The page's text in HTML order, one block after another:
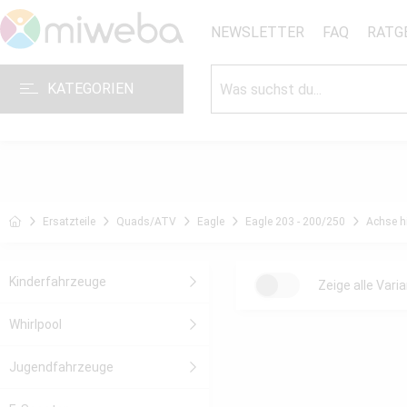
NEWSLETTER FAQ
KATEGORIEN
Ersatzteile Quads/ATV Eagle Eagle 203 - 200/250 Achse
Kinderfahrzeuge
Whirlpool
Jugendfahrzeuge
Zeige alle